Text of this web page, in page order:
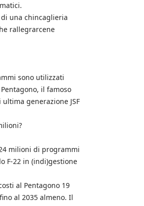
una chincaglieria
rallegrarcene
sono utilizzati
il famoso
generazione JSF
milioni di programmi
F-22 in (indi)gestione
al Pentagono 19
al 2035 almeno. Il